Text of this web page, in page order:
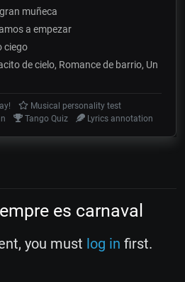
muñeca
a empezar
ciego
de cielo, Romance de barrio, Un
Musical personality test
Tango Quiz Lyrics annotation
es carnaval
you must log in first.